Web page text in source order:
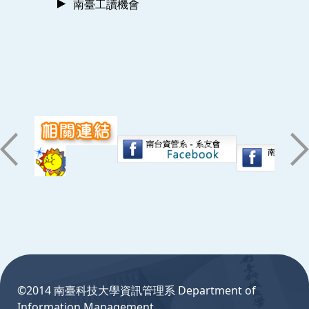
南臺工讀機會
©2014 南臺科技大學資訊管理系 Department of